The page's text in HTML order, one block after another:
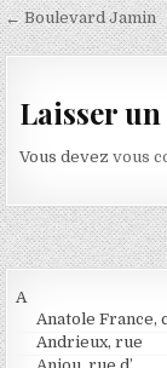
← Boulevard Jamin
Laisser
Vous devezvous
A
Anatole France,
Andrieux, rue